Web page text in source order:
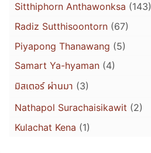
Sitthiphorn Anthawonksa (143)
Radiz Sutthisoontorn (67)
Piyapong Thanawang (5)
Samart Ya-hyaman (4)
มิสเตอร์ ผ่านมา (3)
Nathapol Surachaisikawit (2)
Kulachat Kena (1)